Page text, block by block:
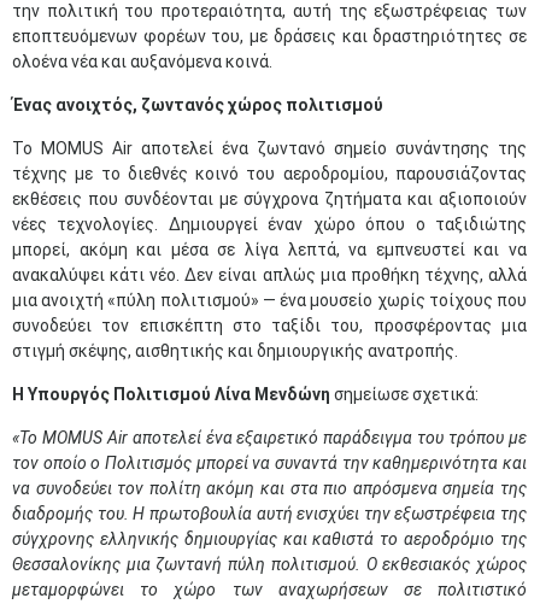
την πολιτική του προτεραιότητα, αυτή της εξωστρέφειας των
εποπτευόμενων φορέων του, με δράσεις και δραστηριότητες σε
ολοένα νέα και αυξανόμενα κοινά.
Ένας ανοιχτός, ζωντανός χώρος πολιτισμού
Το MOMUS Air αποτελεί ένα ζωντανό σημείο συνάντησης της
τέχνης με το διεθνές κοινό του αεροδρομίου, παρουσιάζοντας
εκθέσεις που συνδέονται με σύγχρονα ζητήματα και αξιοποιούν
νέες τεχνολογίες. Δημιουργεί έναν χώρο όπου ο ταξιδιώτης
μπορεί, ακόμη και μέσα σε λίγα λεπτά, να εμπνευστεί και να
ανακαλύψει κάτι νέο. Δεν είναι απλώς μια προθήκη τέχνης, αλλά
μια ανοιχτή «πύλη πολιτισμού» — ένα μουσείο χωρίς τοίχους που
συνοδεύει τον επισκέπτη στο ταξίδι του, προσφέροντας μια
στιγμή σκέψης, αισθητικής και δημιουργικής ανατροπής.
Η Υπουργός Πολιτισμού Λίνα Μενδώνη σημείωσε σχετικά:
«Το MOMUS Air αποτελεί ένα εξαιρετικό παράδειγμα του τρόπου με
τον οποίο ο Πολιτισμός μπορεί να συναντά την καθημερινότητα και
να συνοδεύει τον πολίτη ακόμη και στα πιο απρόσμενα σημεία της
διαδρομής του. Η πρωτοβουλία αυτή ενισχύει την εξωστρέφεια της
σύγχρονης ελληνικής δημιουργίας και καθιστά το αεροδρόμιο της
Θεσσαλονίκης μια ζωντανή πύλη πολιτισμού. Ο εκθεσιακός χώρος
μεταμορφώνει το χώρο των αναχωρήσεων σε πολιτιστικό